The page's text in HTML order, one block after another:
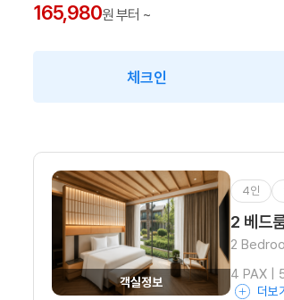
165,980원 부터 ~
체크인
객실정보
4인
2 베드
2
4 PAX |
더보기